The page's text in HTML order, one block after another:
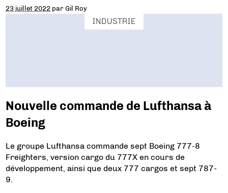
23 juillet 2022 parGil Roy
INDUSTRIE
Nouvelle commande de Lufthansa à
Boeing
Le groupe Lufthansa commande sept Boeing 777-8
Freighters, version cargo du 777X en cours de
développement, ainsi que deux 777 cargos et sept 787-
9.